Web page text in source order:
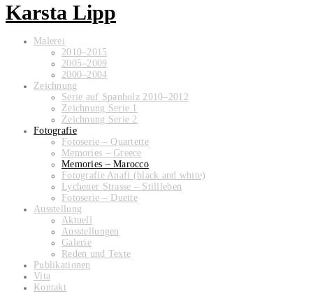
Karsta Lipp
Malerei
2010–2015
2005–2009
2000–2004
Zeichnung
Serie auf Spanholz 2010–2012
Zeichnung Serie 1
Zeichnung Serie 2
Fotografie
Fotoserie – Quartette
Memories – Greece
Memories – Marocco
Fotografie Anafi (black and white)
Lychener Strasse – Stillleben
Fotoserie – Duette
Ausstellung
Aktuell
Ausstellungen
Galerie
Reden und Texte
Publikationen
Vita
Kontakt